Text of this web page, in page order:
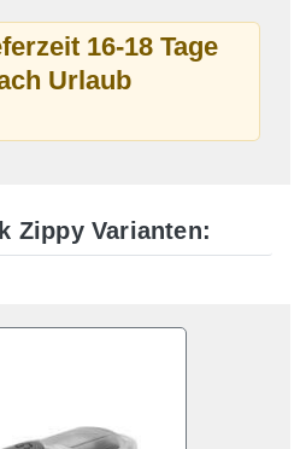
16-18 Tage
Urlaub
Zippy Varianten: